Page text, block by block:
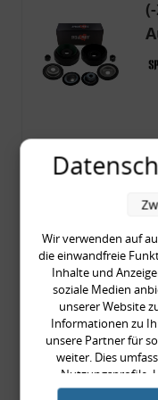
Wir verwenden auf
die einwandfreie
Inhalte und
soziale Medien
unserer Website
Informationen zu
unsere Partner für
weiter. Dies
Nutzungsprofile.
Products) führen